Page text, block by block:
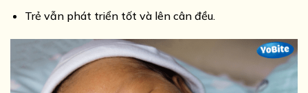
Trẻ vẫn phát triển tốt và lên cân đều.